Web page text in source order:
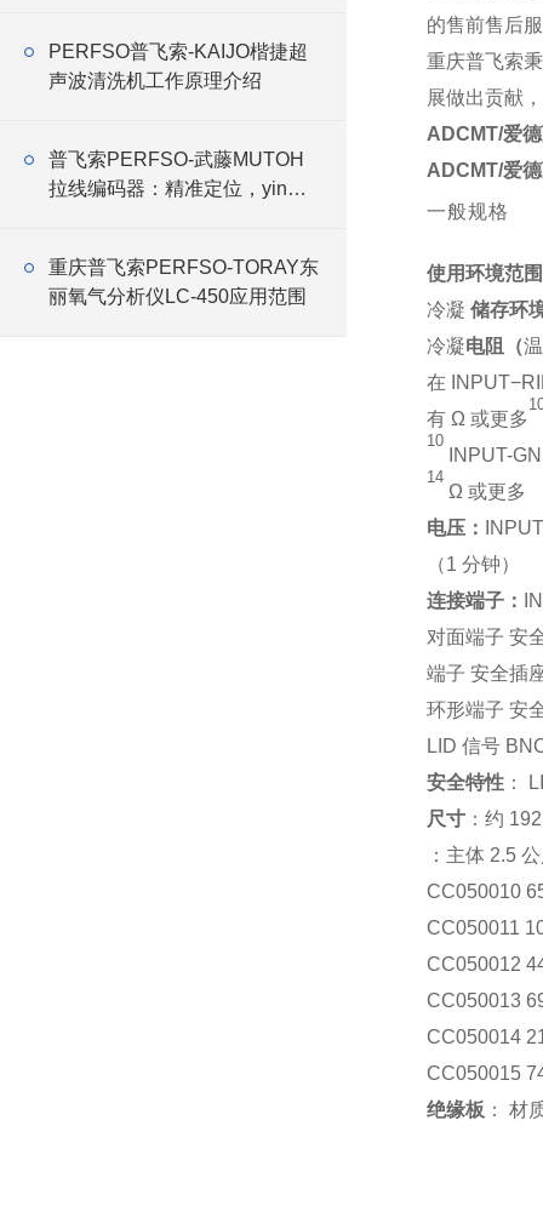
PERFSO普飞索-KAIJO楷捷超
声波清洗机工作原理介绍
普飞索PERFSO-武藤MUTOH
拉线编码器：精准定位，yin领
重庆普飞索PERFSO-TORAY东
丽氧气分析仪LC-450应用范围
的售前售后
重庆普飞索
展做出贡献
ADCMT/爱
ADCMT/爱
一般规格
使用环境范围
冷凝 储存环
冷凝电阻（
在
有 Ω 或更多
10
INPUT-
14
Ω 或更多
电压：
（1 分钟）
连接端子：
对面端子 安
端子 安全插
环形端子 安
LID 信号
安全特性：
尺寸：约
：主体 2.5
CC050010
CC050011
CC050012
CC050013
CC050014
CC050015
绝缘板 ： 材